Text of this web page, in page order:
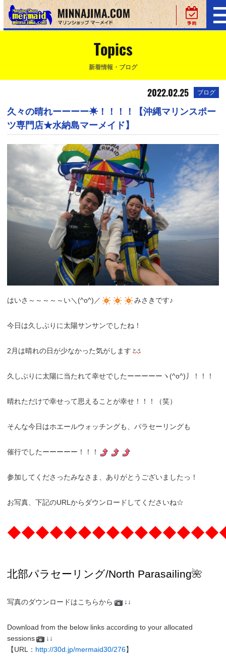
Topics
新着情報・ブログ
2022.02.25 ブログ
久々の晴れーーーー☀！！！！【沖縄マリンスポー
ツ専門店★水納島マーメイド】
はいさ～～～～～い＼(^o^)／ みさきです♪
今日は久しぶりに太陽サンサンでしたね！
2月は晴れの日が少なかった気がします
久しぶりに太陽に当たれて幸せでしたーーーーーヽ(^o^)丿！！！
晴れただけで幸せって思えることが幸せ！！！（笑）
そんな今日はホエールウォッチングも、パラセーリングも
催行でしたーーーーー！！！
参加してくださったみなさま、ありがとうございましたっ！
お写真、下記のURLからダウンロードしてくださいね☆
北部パラセーリング/North Parasailing🌺
写真のダウンロードはこちらから ↓↓
Download from the below links according to your allocated
sessions
↓↓
【URL： http://30d.jp/mermaid30/276】